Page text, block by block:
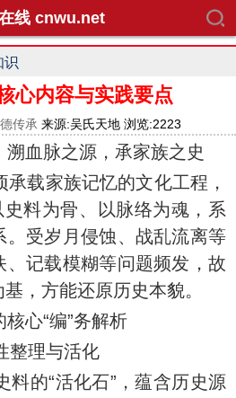
线 cnwu.net
识
心内容与实践要点
传承 来源:吴氏天地 浏览:2223
血脉之源，承家族之史
承载家族记忆的文化工程，
史料为骨、以脉络为魂，系
。受岁月侵蚀、战乱流离等
、记载模糊等问题频发，故
，方能还原历史本貌。
心“编”务解析
整理与活化
料的“活化石”，蕴含历史源